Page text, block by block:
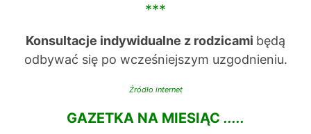
***
Konsultacje indywidualne z rodzicami będą
odbywać się po wcześniejszym uzgodnieniu.
Źródło internet
GAZETKA NA MIESIĄC .....